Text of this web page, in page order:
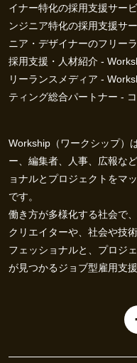
イナー特化の採用支援サー
ンジニア特化の採用支援サ
ニア・デザイナーのフリー
採用支援・人材紹介 -
リーランスメディア -
ティング総合パートナー -
Workship（ワークシップ）
ー、編集者、人事、広報な
ョナルとプロジェクトをマ
です。
働き方が多様化する社会で
クリエイターや、社会や技
フェッショナルと、プロジ
が見つかるジョブ型雇用支